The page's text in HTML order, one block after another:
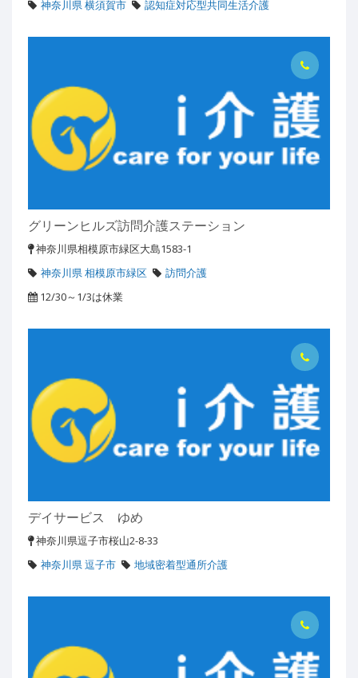
神奈川県 横須賀市 認知症対応型共同生活介護
グリーンヒルズ訪問介護ステーション
神奈川県相模原市緑区大島1583-1
神奈川県 相模原市緑区
訪問介護
12/30～1/3は休業
デイサービス ゆめ
神奈川県逗子市桜山2-8-33
神奈川県 逗子市
地域密着型通所介護